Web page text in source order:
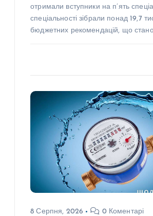
отримали вступники на п’ять
спеціальності зібрали понад 19,7
бюджетних рекомендацій, що
8 Серпня, 2026 0 Коментарі